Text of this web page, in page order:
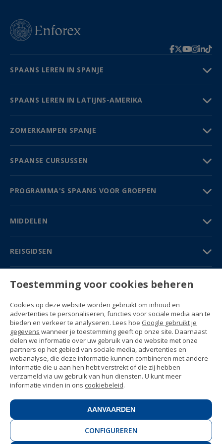
SPAANS LEREN IN SPANJE
SPAANS LEREN IN LATIJNS-AMERIKA
ZOMERKAMPEN SPANJE
SPAANSE CURSUSSEN
PROGRAMMA'S SPAANS VOOR GROEPEN
MIDDELEN
REISGIDSEN
PARTNERS
Contact
Prijzen & Brochures
(+34) 91 594 37 76
Gustavo Fernández Balbuena, 11
28002 Madrid, Spain
Sitemap
Algemene voorwaarden
Privacyverklaring
Enforex Cookiebeleid
(CIF B-79946729) All rights reserved.
Juridische kennisgeving
Toestemming voor cookies beheren
Cookies op deze website worden gebruikt om inhoud en
advertenties te personaliseren, functies voor sociale media aan te
bieden en verkeer te analyseren. Lees hoe Google gebruikt je
gegevens wanneer je toestemming geeft op onze site. Daarnaast
delen we informatie over uw gebruik van de website met onze
partners op het gebied van sociale media, advertenties en
webanalyse, die deze informatie kunnen combineren met andere
informatie die u aan hen hebt verstrekt of die zij hebben
verzameld via uw gebruik van hun diensten. U kunt meer
informatie vinden in ons cookiebeleid.
CONFIGUREREN
AANVAARDEN